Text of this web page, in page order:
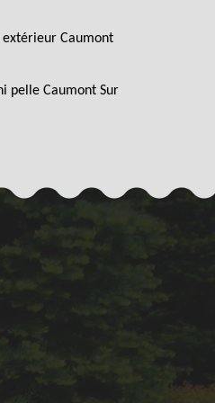
Caumont
pelle Caumont Sur